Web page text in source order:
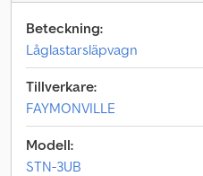
Beteckning:
Låglastarsläpvagn
Tillverkare:
FAYMONVILLE
Modell:
STN-3UB